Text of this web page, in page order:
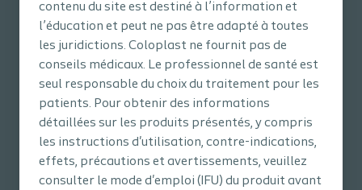
contenu du site est destiné à l’information et
l’éducation et peut ne pas être adapté à toutes
les juridictions. Coloplast ne fournit pas de
conseils médicaux. Le professionnel de santé est
seul responsable du choix du traitement pour les
patients. Pour obtenir des informations
détaillées sur les produits présentés, y compris
les instructions d'utilisation, contre-indications,
effets, précautions et avertissements, veuillez
consulter le mode d'emploi (IFU) du produit avant
Il est nécessaire au moment de
l'application d'activer le silicone
en passant les doigts plusieurs
fois sur les bords du pansement
pour qu'il adhère correctement à
la peau.
Ce produit est à usage unique : ne
pas le réutiliser. Ne pas utiliser si
l'emballage est endommagé car la